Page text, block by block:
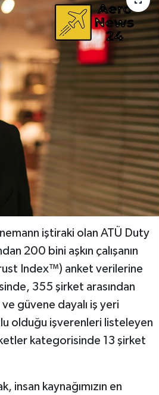
iştiraki olan ATÜ Duty
200 bini aşkın çalışanın
Index™) anket verilerine
355 şirket arasından
güvene dayalı iş yeri
olduğu işverenleri listeleyen
kategorisinde 13 şirket
insan kaynağımızın en